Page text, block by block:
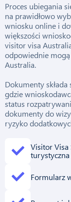
Proces ubiegania
na prawidłowo
wniosku online i
większości
visitor visa
odpowiednie
Australia.
Dokumenty
gdzie
status
dokumenty do
ryzyko
Visitor Visa
turystyczna
Formularz